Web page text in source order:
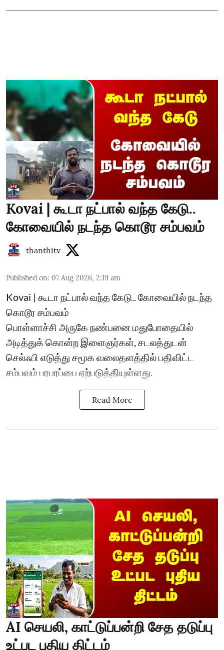
Kovai | கூடா நட்பால் வந்த கேடு..
கோவையில் நடந்த கொடூர சம்பவம்
thanthitv
Published on: 07 Aug 2026, 2:19 am
Kovai | கூடா நட்பால் வந்த கேடு.. கோவையில் நடந்த
கொடூர சம்பவம்
பொள்ளாச்சி அருகே நண்பனை மதுபோதையில்
அடித்துக் கொன்ற இளைஞர்கள், சடலத்துடன்
செல்ஃபி எடுத்து சமூக வலைதளத்தில் பதிவிட்ட
சம்பவம் பரபரப்பை ஏற்படுத்தியுள்ளது.
Read More
AI செயலி, காட்டுப்பன்றி சேத தடுப்பு
உட்பட புதிய திட்டம்